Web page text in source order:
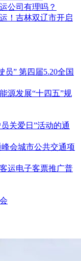
公司有理吗？
！吉林双辽市开启
员” 第四届5.20全国
源发展“十四五”规
关爱日”活动的通
会城市公共交通项
运电子客票推广普